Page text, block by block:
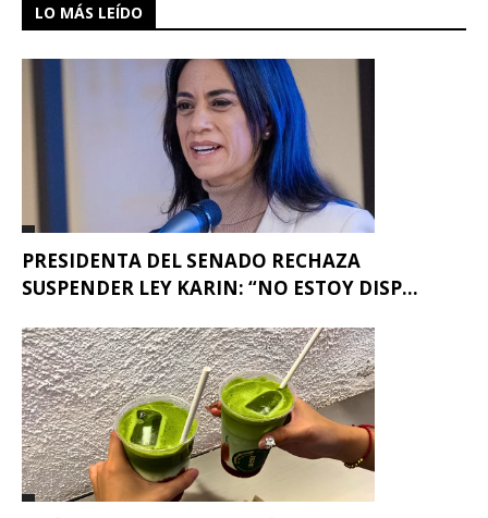
LO MÁS LEÍDO
PRESIDENTA DEL SENADO RECHAZA
SUSPENDER LEY KARIN: “NO ESTOY DISP...